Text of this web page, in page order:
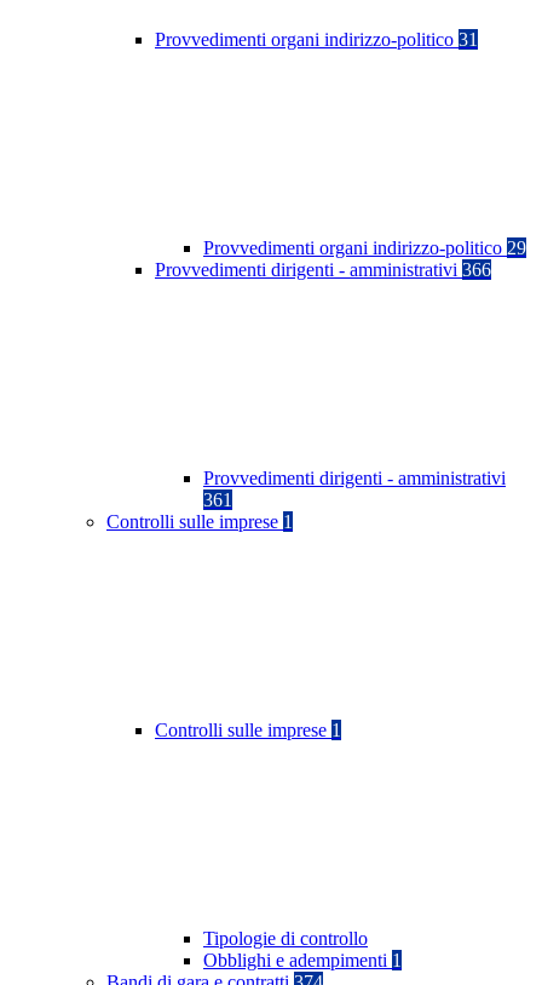
Provvedimenti organi indirizzo-politico 31
Provvedimenti organi indirizzo-politico 29
Provvedimenti dirigenti - amministrativi 366
Provvedimenti dirigenti - amministrativi
361
Controlli sulle imprese 1
Controlli sulle imprese 1
Tipologie di controllo
Obblighi e adempimenti 1